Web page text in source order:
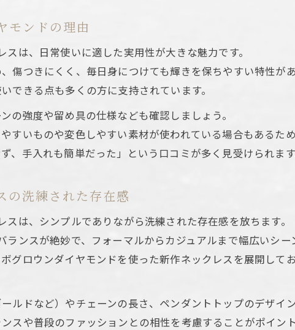
モンドの理由
は、日常使いに適した実用性が大きな魅力です。
傷つきにくく、毎日身につけても輝きを保ちやすい特性があ
できる点も多くの方に支持されています。
の強度や留め具の仕様なども確認しましょう。
すいものや変色しやすい素材が使われている場合もあるた
、手入れも簡単だった」という口コミが多く見受けられます
の洗練された存在感
は、シンプルでありながら洗練された存在感を放ちます。
ンスが絶妙で、フォーマルからカジュアルまで幅広いシー
グロウンダイヤモンドを使った新作ネックレスを展開して
ルドなど）やチェーンの長さ、ペンダントトップのデザイ
スや普段のファッションとの相性を考慮することがポイント